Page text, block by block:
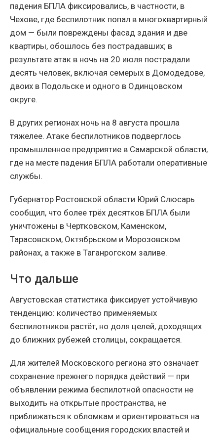
падения БПЛА фиксировались, в частности, в
Чехове, где беспилотник попал в многоквартирный
дом — были повреждены фасад здания и две
квартиры, обошлось без пострадавших; в
результате атак в ночь на 20 июля пострадали
десять человек, включая семерых в Домодедове,
двоих в Подольске и одного в Одинцовском
округе.
В других регионах ночь на 8 августа прошла
тяжелее. Атаке беспилотников подверглось
промышленное предприятие в Самарской области,
где на месте падения БПЛА работали оперативные
службы.
Губернатор Ростовской области Юрий Слюсарь
сообщил, что более трёх десятков БПЛА были
уничтожены в Чертковском, Каменском,
Тарасовском, Октябрьском и Морозовском
районах, а также в Таганрогском заливе.
Что дальше
Августовская статистика фиксирует устойчивую
тенденцию: количество применяемых
беспилотников растёт, но доля целей, доходящих
до ближних рубежей столицы, сокращается.
Для жителей Московского региона это означает
сохранение прежнего порядка действий — при
объявлении режима беспилотной опасности не
выходить на открытые пространства, не
приближаться к обломкам и ориентироваться на
официальные сообщения городских властей и